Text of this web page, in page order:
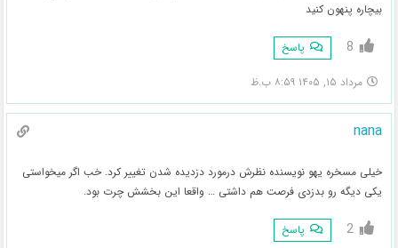
بیچاره پنهون کنید
8 پاسخ
مرداد ۱۵, ۱۴۰۵ ۸:۵۹ ب.ظ
nana
خیلی مسخره یهو نویسنده نظرش درمورد دزدیده شدن تغییر کرد. خب اگر میخواستی
یکی دیگه رو بدزدی فرصت هم داشتی … واقعا این بخشش چرت بود.
2 پاسخ